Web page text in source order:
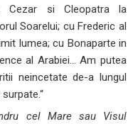
Cezar si Cleopatra la
Soarelui; cu Frederic al
lumea; cu Bonaparte in
al Arabiei… Am putea
neincetate de-a lungul
cel Mare sau Visul